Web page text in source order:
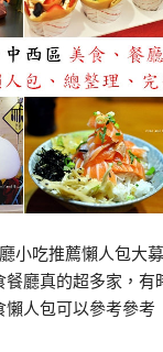
小吃推薦懶人包大
餐廳真的超多家，有
懶人包可以參考參考